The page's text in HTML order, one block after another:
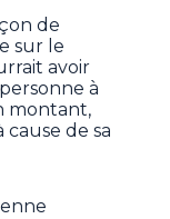
de
sur le
avoir
à
montant,
cause de sa